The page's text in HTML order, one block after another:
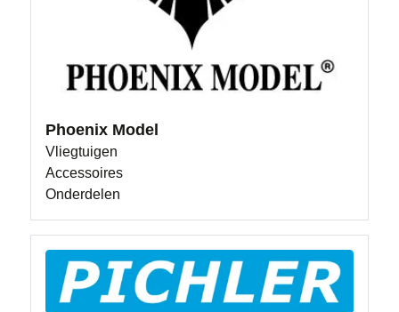
Phoenix Model
Vliegtuigen
Accessoires
Onderdelen